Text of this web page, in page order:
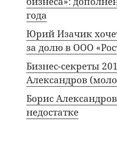
года
Юрий Изачик
за долю в ООО
Бизнес-секреты
Александров
Борис
недостатке